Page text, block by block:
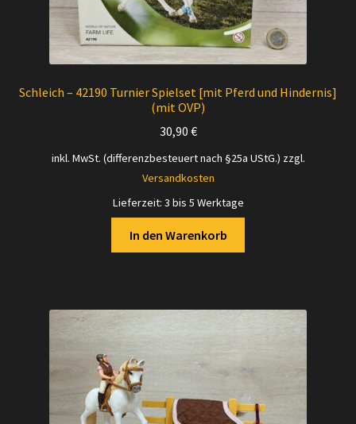
Schleich – 42190 Turnier Spielset [mit Pferd und Hindernis]
(mit OVP)
30,90 €
inkl. MwSt. (differenzbesteuert nach §25a UStG.) zzgl.
Versandkosten
Lieferzeit: 3 bis 5 Werktage
In den Warenkorb